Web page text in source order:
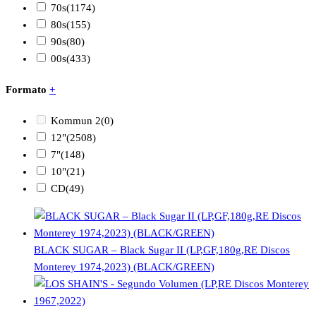
70s(1174)
80s(155)
90s(80)
00s(433)
Formato +
Kommun 2(0)
12"(2508)
7"(148)
10"(21)
CD(49)
BLACK SUGAR – Black Sugar II (LP,GF,180g,RE Discos
Monterey 1974,2023) (BLACK/GREEN)